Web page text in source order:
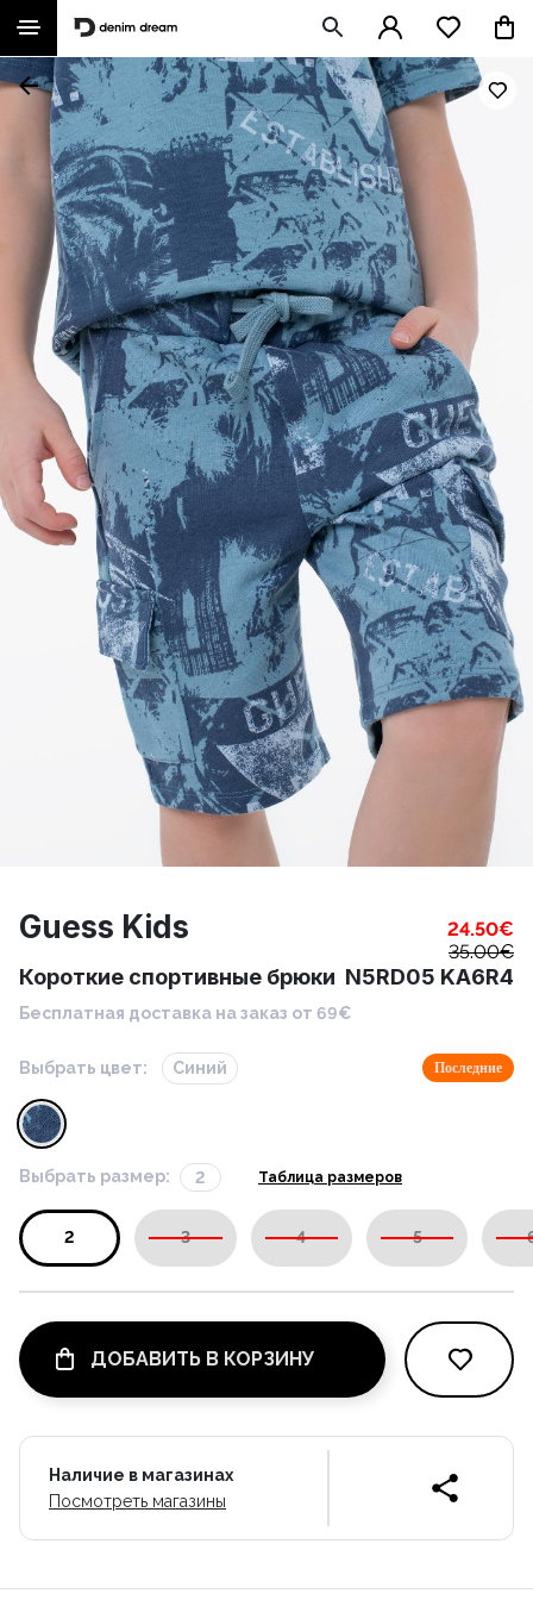
Guess Kids 24.50€
35.00€
Короткие спортивные брюки N5RD05 KA6R4
Бесплатная доставка на заказ от 69€
Выбрать цвет: Синий Последние
Выбрать размер: 2 Таблица размеров
2 3 4 5
ДОБАВИТЬ В КОРЗИНУ
Наличие в магазинах
Посмотреть магазины